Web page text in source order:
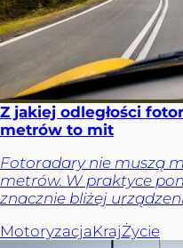
Z jakiej odległości
metrów to mit
Fotoradary nie muszą
metrów. W praktyce
znacznie bliżej
MotoryzacjaKrajŻycie